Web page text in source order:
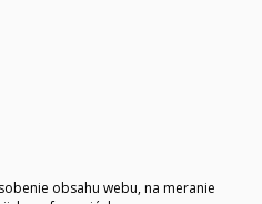
obsahu webu, na meranie